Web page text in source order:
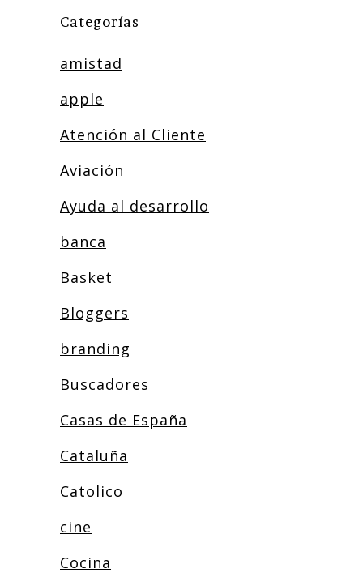
Categorías
amistad
apple
Atención al Cliente
Aviación
Ayuda al desarrollo
banca
Basket
Bloggers
branding
Buscadores
Casas de España
Cataluña
Catolico
cine
Cocina